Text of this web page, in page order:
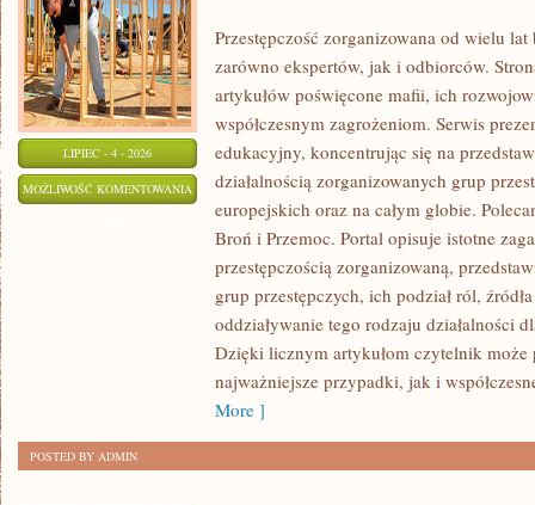
LIPIEC - 4 - 2026
MOŻLIWOŚĆ KOMENTOWANIA PODZIEMIE
FINANSOWE
Przestępczość zorganizowana od wielu
zarówno ekspertów, jak i odbiorców.
artykułów poświęcone mafii, ich
współczesnym zagrożeniom. Serwis
edukacyjny, koncentrując się na
działalnością zorganizowanych grup
europejskich oraz na całym globie.
Broń i Przemoc. Portal opisuje istotne
przestępczością zorganizowaną,
grup przestępczych, ich podział ról,
oddziaływanie tego rodzaju działalności
Dzięki licznym artykułom czytelnik może
najważniejsze przypadki, jak i
More ]
POSTED BY ADMIN